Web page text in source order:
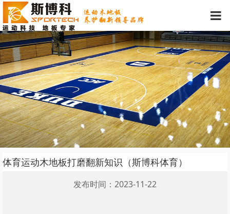
体育运动木地板打磨翻新知识（斯博科体育）
发布时间：2023-11-22